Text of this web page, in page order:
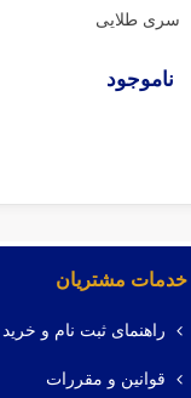
سری طلایی
ناموجود
خدمات مشتریان
راهنمای ثبت نام و خرید
قوانین و مقررات